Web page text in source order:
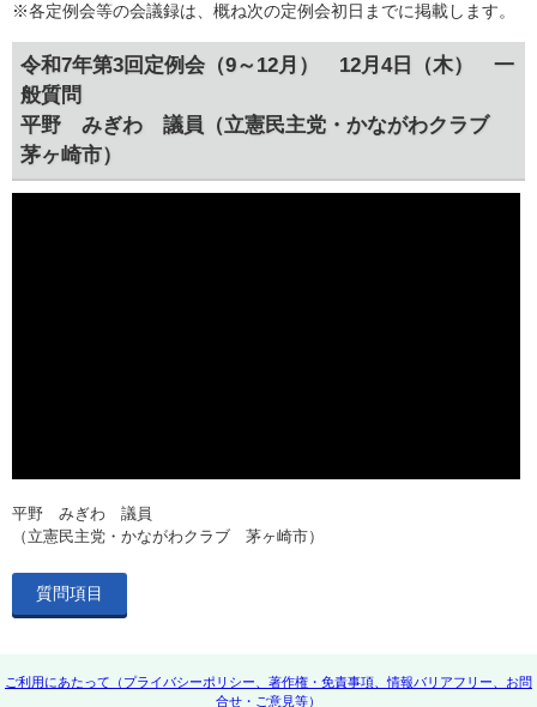
※各定例会等の会議録は、概ね次の定例会初日までに掲載します。
令和7年第3回定例会（9～12月） 12月4日（木） 一
般質問
平野 みぎわ 議員（立憲民主党・かながわクラブ
茅ヶ崎市）
平野 みぎわ 議員
（立憲民主党・かながわクラブ 茅ヶ崎市）
質問項目
ご利用にあたって（プライバシーポリシー、著作権・免責事項、情報バリアフリー、お問
合せ・ご意見等）